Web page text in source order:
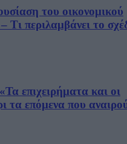
του οικονομικού
περιλαμβάνει το
επιχειρήματα και οι
τα επόμενα που